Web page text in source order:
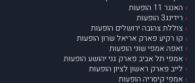
האנגר 11 הופעות
רידינג3 הופעות
צוללת צהובה ירושלים הופעות
קו רקיע פארק אריאל שרון הופעות
זאפה אמפי שוני הופעות
אמפי תל אביב פארק גני יהושע הופעות
לייב פארק ראשון לציון הופעות
אמפי קיסריה הופעות